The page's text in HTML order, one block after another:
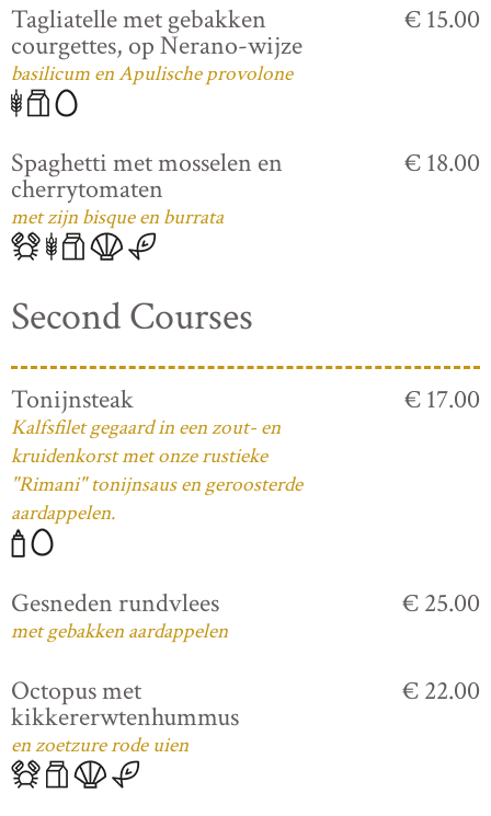
Tagliatelle met gebakken
courgettes, op Nerano-wijze
basilicum en Apulische provolone
€ 15.00
Spaghetti met mosselen en
cherrytomaten
met zijn bisque en burrata
€ 18.00
Second Courses
Tonijnsteak
Kalfsfilet gegaard in een zout- en
kruidenkorst met onze rustieke
"Rimani" tonijnsaus en geroosterde
aardappelen.
€ 17.00
Gesneden rundvlees
met gebakken aardappelen
€ 25.00
Octopus met
kikkererwtenhummus
en zoetzure rode uien
€ 22.00